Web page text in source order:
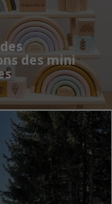
des mini